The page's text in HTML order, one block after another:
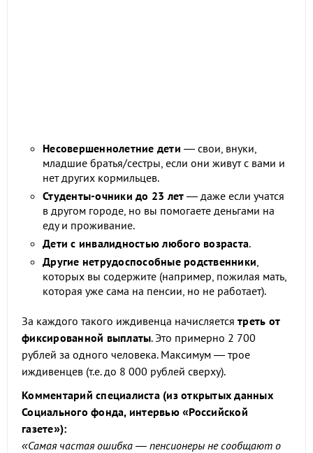
Несовершеннолетние дети — свои, внуки,
младшие братья/сестры, если они живут с вами и
нет других кормильцев.
Студенты-очники до 23 лет — даже если учатся
в другом городе, но вы помогаете деньгами на
еду и проживание.
Дети с инвалидностью любого возраста.
Другие нетрудоспособные родственники,
которых вы содержите (например, пожилая мать,
которая уже сама на пенсии, но не работает).
За каждого такого иждивенца начисляется треть от
фиксированной выплаты. Это примерно 2 700
рублей за одного человека. Максимум — трое
иждивенцев (т.е. до 8 000 рублей сверху).
Комментарий специалиста (из открытых данных
Социального фонда, интервью «Российской
газете»):
«Самая частая ошибка — пенсионеры не сообщают о